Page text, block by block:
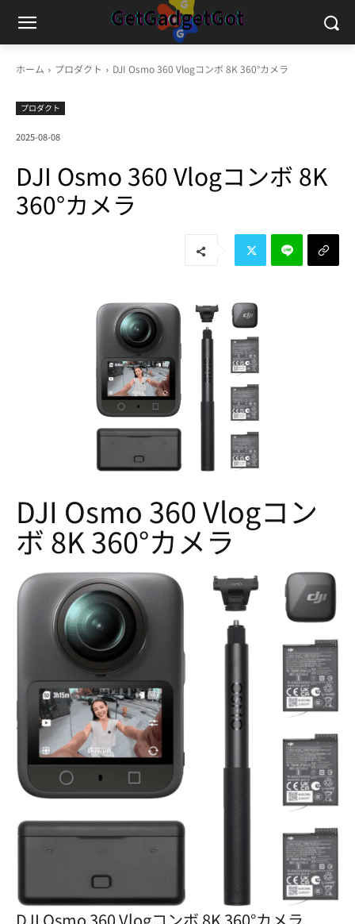
ホーム プロダクト DJI Osmo 360 Vlogコンボ 8K 360°カメラ
プロダクト
2025-08-08
DJI Osmo 360 Vlogコンボ 8K
360°カメラ
DJI Osmo 360 Vlogコン
ボ 8K 360°カメラ
DJI Osmo 360 Vlogコンボ 8K 360°カメラ